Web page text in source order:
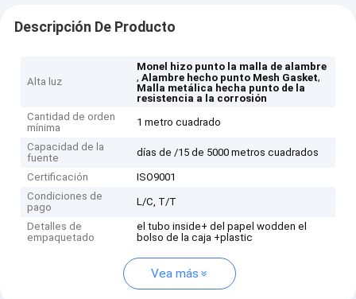
Descripción De Producto
Alta luz
Monel hizo punto la malla de alambre
,Alambre hecho punto Mesh Gasket,
Malla metálica hecha punto de la
resistencia a la corrosión
Cantidad de orden
mínima
1 metro cuadrado
Capacidad de la
fuente
días de /15 de 5000 metros cuadrados
Certificación
ISO9001
Condiciones de
pago
L/C, T/T
Detalles de
empaquetado
el tubo inside+ del papel wodden el
bolso de la caja +plastic
Vea más